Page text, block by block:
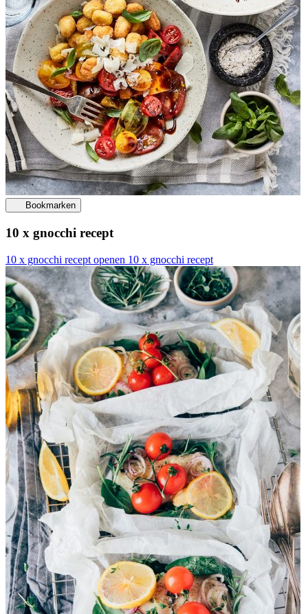
Bookmarken
10 x gnocchi recept
10 x gnocchi recept openen 10 x gnocchi recept